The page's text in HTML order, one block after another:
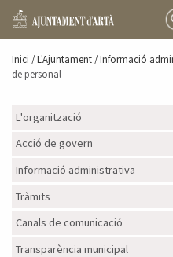
Inici /L'Ajuntament / Informació
de personal
L'organització
Acció de govern
Informació administrativa
Tràmits
Canals de comunicació
Transparència municipal